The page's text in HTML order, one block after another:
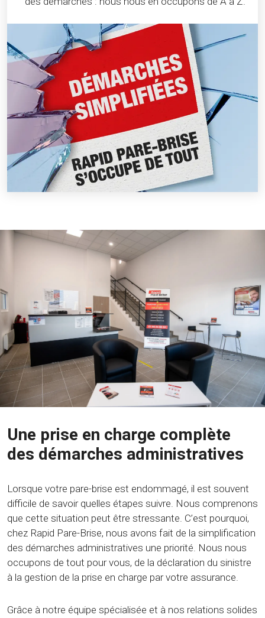
Une prise en charge complète
des démarches administratives
Lorsque votre pare-brise est endommagé, il est souvent
difficile de savoir quelles étapes suivre. Nous comprenons
que cette situation peut être stressante. C’est pourquoi,
chez Rapid Pare-Brise, nous avons fait de la simplification
des démarches administratives une priorité. Nous nous
occupons de tout pour vous, de la déclaration du sinistre
à la gestion de la prise en charge par votre assurance.
Grâce à notre équipe spécialisée et à nos relations solides